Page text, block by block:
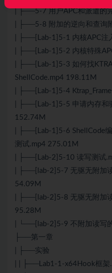
| ├──5-7 用户APC和派遣的
| ├──5-8 附加的逆向和查询
| ├──[Lab-1]5-1 内核APC注
| ├──[Lab-1]5-2 内核特殊
| ├──[Lab-1]5-3 如何找
ShellCode.mp4 198.11M
| ├──[Lab-1]5-4
| ├──[Lab-1]5-5 申请内存和
152.74M
| ├──[Lab-1]5-6 ShellCode
测试.mp4 275.01M
| ├──[Lab-2]5-10 读写测试
| ├──[lab-2]5-7 无驱无附加
54.09M
| ├──[lab-2]5-8 无驱无附加
95.28M
| └──[lab-2]5-9 不附加读写
├──第一章
| ├──实验
| | ├──Lab1-1-x64Hook框架